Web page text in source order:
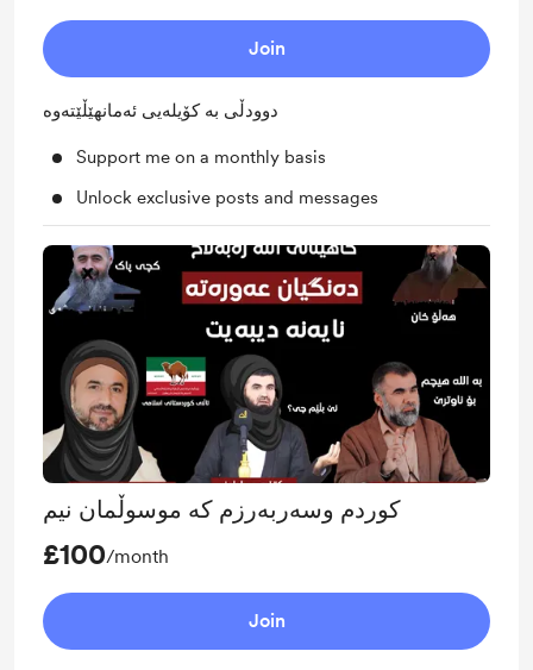
Join
دوودڵی بە کۆیلەیی ئەمانهێڵێتەوە
Support me on a monthly basis
Unlock exclusive posts and messages
کوردم وسەربەرزم کە موسوڵمان نیم
£100/month
Join